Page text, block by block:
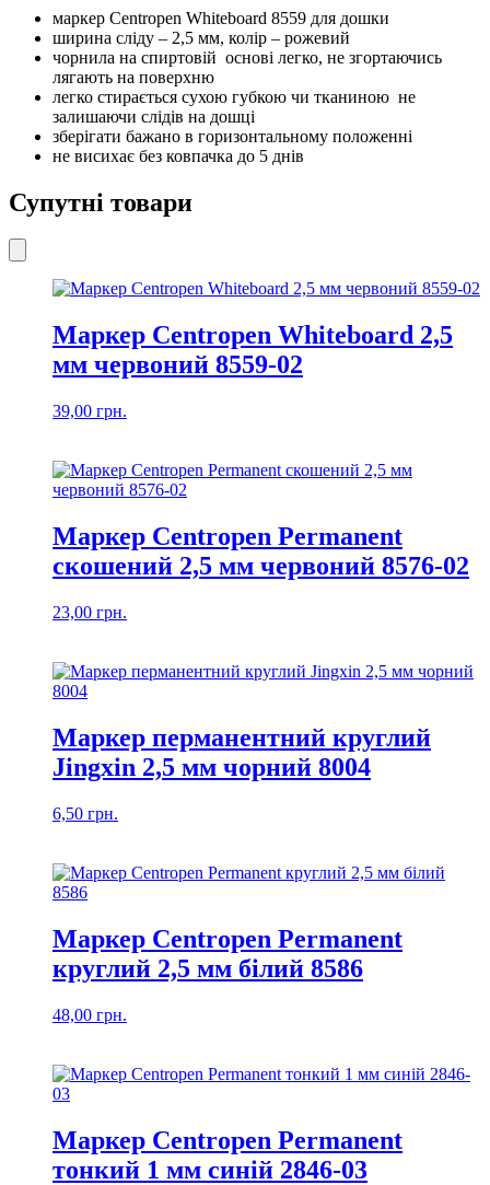
кількістьмаркер Centropen Whiteboard 8559 для дошки
ширина сліду – 2,5 мм, колір – рожевий
чорнила на спиртовій основі легко, не згортаючись
лягають на поверхню
легко стирається сухою губкою чи тканиною не
залишаючи слідів на дошці
зберігати бажано в горизонтальному положенні
не висихає без ковпачка до 5 днів
Супутні товари
Маркер Centropen Whiteboard 2,5
мм червоний 8559-02
39,00 грн.
Маркер Centropen Permanent
скошений 2,5 мм червоний 8576-02
23,00 грн.
Маркер перманентний круглий
Jingxin 2,5 мм чорний 8004
6,50 грн.
Маркер Centropen Permanent
круглий 2,5 мм білий 8586
48,00 грн.
Маркер Centropen Permanent
тонкий 1 мм синій 2846-03